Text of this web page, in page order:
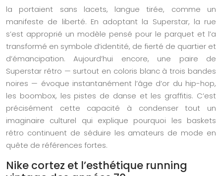
la portaient sans lacets, langue tirée, comme un
manifeste de liberté. En adoptant la Superstar, la rue
s’est approprié un modèle pensé pour le parquet et l’a
transformé en symbole d’identité, de fierté de quartier et
d’émancipation. Aujourd’hui encore, une paire de
Superstar rétro — surtout en coloris blanc à trois bandes
noires — évoque instantanément l’âge d’or du hip-hop,
les boombox, les pistes de danse et les graffitis. C’est
précisément cette capacité à condenser tout un
imaginaire culturel qui explique pourquoi les baskets
rétro continuent de séduire les amateurs de mode en
quête de références fortes.
Nike cortez et l’esthétique running